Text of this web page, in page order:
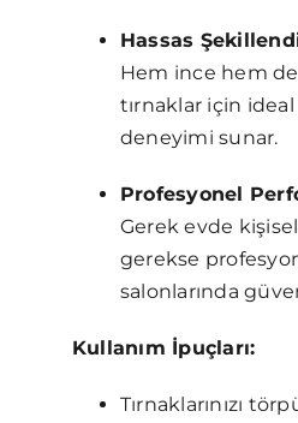
Hassas
Hem ince hem de
tırnaklar için
deneyimi sunar.
Profesyonel
Gerek evde
gerekse
salonlarında
Kullanım İpuçları:
Tırnaklarınızı